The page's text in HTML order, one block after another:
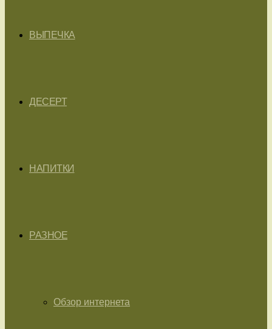
ВЫПЕЧКА
ДЕСЕРТ
НАПИТКИ
РАЗНОЕ
Обзор интернета